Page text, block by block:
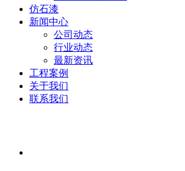
仿石漆
新闻中心
公司动态
行业动态
最新资讯
工程案例
关于我们
联系我们